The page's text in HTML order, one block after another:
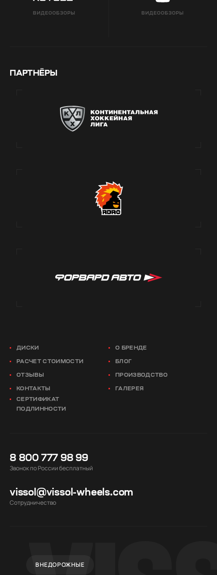
ВИДЕООБЗОРЫ ВИДЕООБЗОРЫ
ПАРТНЁРЫ
ДИСКИ О БРЕНДЕ
РАСЧЕТ СТОИМОСТИ БЛОГ
ОТЗЫВЫ ПРОИЗВОДСТВО
КОНТАКТЫ
ГАЛЕРЕЯ
СЕРТИФИКАТ
ПОДЛИННОСТИ
8 800 777 98 99
Звонок по России бесплатный
vissol@vissol-wheels.com
Cотрудничество
ВНЕДОРОЖНЫЕ